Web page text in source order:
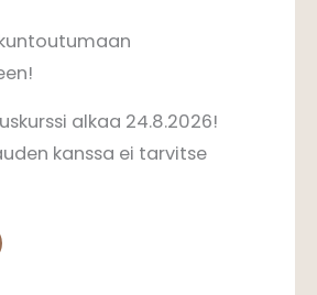
alkaa 24.8.2026!
kanssa ei tarvitse